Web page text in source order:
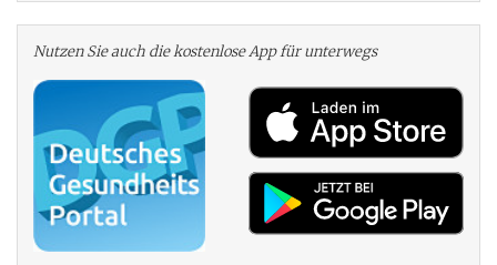
Nutzen Sie auch die kosten­lose App für unterwegs